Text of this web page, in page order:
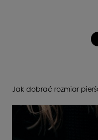
Jak dobrać rozmiar